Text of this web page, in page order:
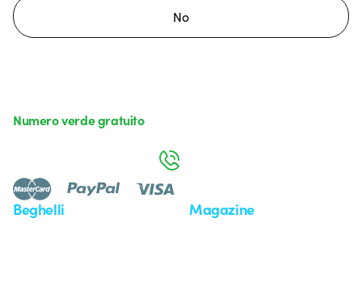
No
Beghelli Magazine
Numero verde gratuito